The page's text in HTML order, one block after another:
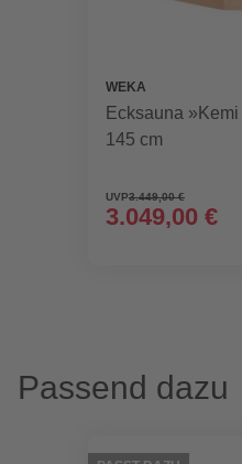
WEKA
Ecksauna »Kemi
145 cm
UVP3.449,00 €
3.049,00 €
Passend dazu